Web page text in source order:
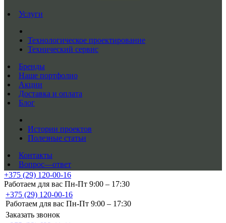
Услуги
Технологическое проектирование
Технический сервис
Бренды
Наше портфолио
Акции
Доставка и оплата
Блог
Истории проектов
Полезные статьи
Контакты
Вопрос—ответ
+375 (29) 120-00-16
Работаем для вас Пн-Пт 9:00 – 17:30
+375 (29) 120-00-16
Работаем для вас Пн-Пт 9:00 – 17:30
Заказать звонок